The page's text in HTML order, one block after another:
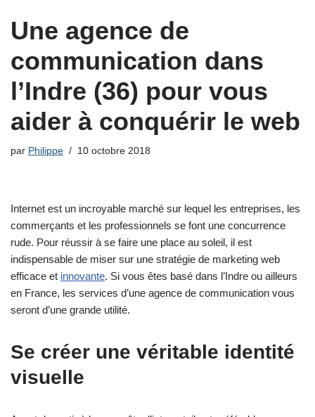
Une agence de
communication dans
l’Indre (36) pour vous
aider à conquérir le web
par Philippe 10 octobre 2018
Internet est un incroyable marché sur lequel les entreprises, les
commerçants et les professionnels se font une concurrence
rude. Pour réussir à se faire une place au soleil, il est
indispensable de miser sur une stratégie de marketing web
efficace et innovante. Si vous êtes basé dans l’Indre ou ailleurs
en France, les services d’une agence de communication vous
seront d’une grande utilité.
Se créer une véritable identité
visuelle